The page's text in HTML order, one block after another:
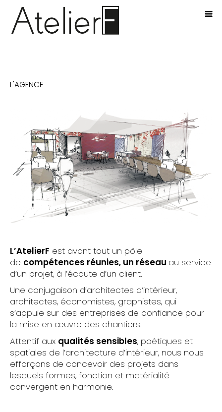
L’AGENCE
L'AGENCE
L’AtelierF est avant tout un pôle
de compétences réunies, un réseau au service
d’un projet, à l’écoute d’un client.
Une conjugaison d’architectes d’intérieur,
architectes, économistes, graphistes, qui
s’appuie sur des entreprises de confiance pour
la mise en œuvre des chantiers.
Attentif aux qualités sensibles, poétiques et
spatiales de l’architecture d’intérieur, nous nous
efforçons de concevoir des projets dans
lesquels formes, fonction et matérialité
convergent en harmonie.